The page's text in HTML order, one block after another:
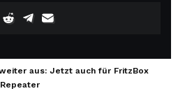
aus: Jetzt auch für FritzBox